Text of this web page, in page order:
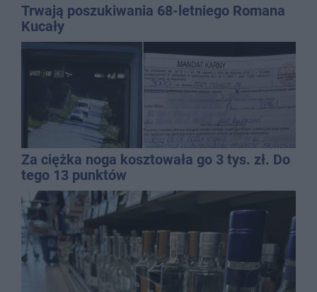
Trwają poszukiwania 68-letniego Romana
Kucały
Za ciężka noga kosztowała go 3 tys. zł. Do
tego 13 punktów